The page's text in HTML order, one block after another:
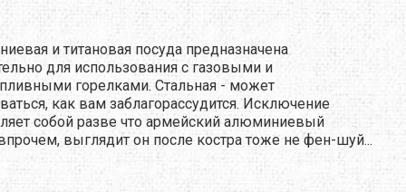
и титановая посуда предназначена
для использования с газовыми и
горелками. Стальная - может
как вам заблагорассудится. Исключение
собой разве что армейский алюминиевый
выглядит он после костра тоже не фен-шуй...